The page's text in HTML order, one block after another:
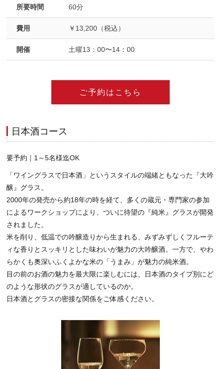
所要時間 60分
費用 ￥13,200（税込）
開催 土曜13：00〜14：00
ご予約はこちら
日本酒コース
要予約｜1～5名様迄OK
「ワイングラスで日本酒」というスタイルの端緒ともなった『大吟
醸』グラス。
2000年の発売から約18年の時を経て、多くの蔵元・専門家の参加
によるワークショップにより、ついに待望の『純米』グラスが開発
されました。
米を削り、低温での吟醸造りから生まれる、みずみずしくフルーテ
ィな香りとスッキリとした味わいが魅力の大吟醸酒。一方で、やわ
らかくも奥深いふくよかな米の「うまみ」が魅力の純米酒。
目の前のお酒の魅力を最大限に楽しむには、日本酒のタイプ別にど
のような形状のグラスが適しているのか。
日本酒とグラスの密接な関係をご体感ください。